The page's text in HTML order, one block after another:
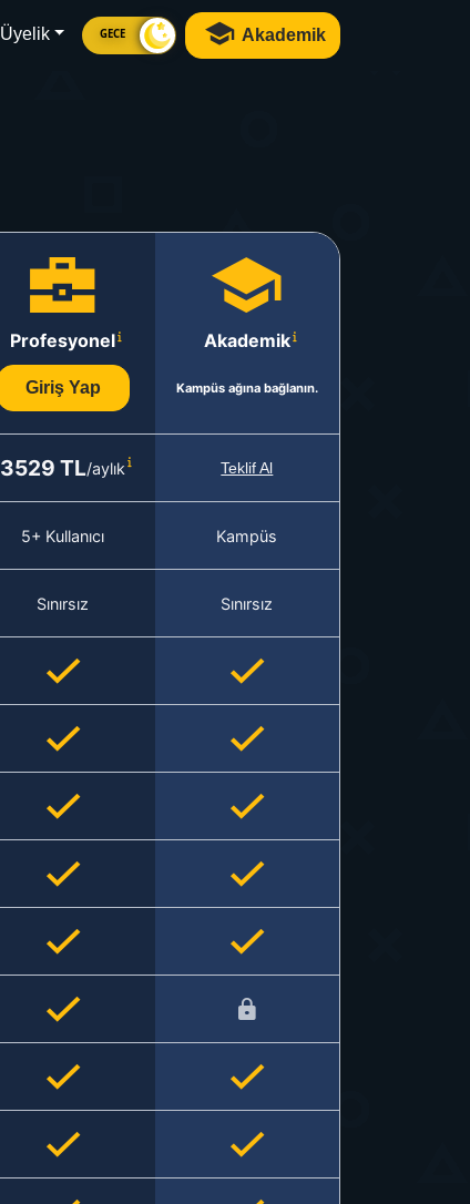
Üyelik GECE Akademik
Profesyonel
Giriş Yap
Akademik
Kampüs ağına bağlanın.
3529 TL/aylık Teklif Al
5+ Kullanıcı Kampüs
Sınırsız Sınırsız